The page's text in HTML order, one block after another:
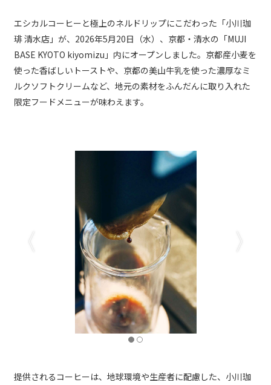
エシカルコーヒーと極上のネルドリップにこだわった「小川珈
琲 清水店」が、2026年5月20日（水）、京都・清水の「MUJI
BASE KYOTO kiyomizu」内にオープンしました。京都産小麦を
使った香ばしいトーストや、京都の美山牛乳を使った濃厚なミ
ルクソフトクリームなど、地元の素材をふんだんに取り入れた
限定フードメニューが味わえます。
提供されるコーヒーは、地球環境や生産者に配慮した、小川珈